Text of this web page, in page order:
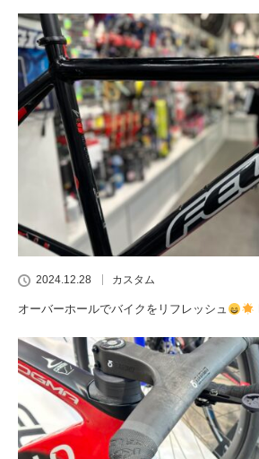
2024.12.28 カスタム
オーバーホールでバイクをリフレッシュ